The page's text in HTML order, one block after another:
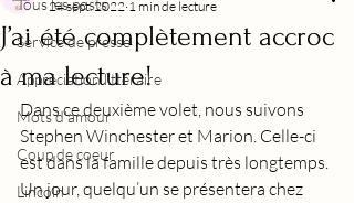
Tous les posts
Service de presse
Appréciation littéraire
Mots d'amour
Coup de coeur
Lincoln
J’ai été complètement accroc
à ma lecture!
24 sept. 2022 1 min de lecture
Dans ce deuxième volet, nous suivons
Stephen Winchester et Marion. Celle-ci
est dans la famille depuis très longtemps.
Un jour, quelqu’un se présentera chez